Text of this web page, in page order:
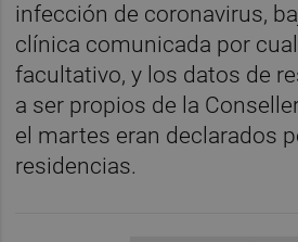
infección de coronavirus,
clínica comunicada por
facultativo, y los datos de
a ser propios de la
el martes eran declarados
residencias.